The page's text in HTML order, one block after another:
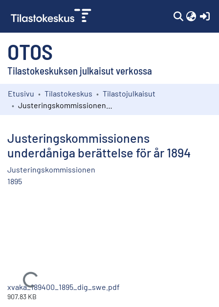
OTOS
Tilastokeskuksen julkaisut verkossa
Kokoelmat
Etusivu Tilastokeskus
Tilastojulkaisut
Justeringskommissionens
underdåniga berättelse för år 1894
Justeringskommissionen
1895
Ladataan...
xvaka_189400_1895_dig_swe.pdf
907.83 KB